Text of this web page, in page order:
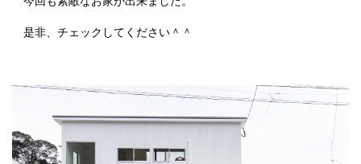
是非、チェックしてください＾＾